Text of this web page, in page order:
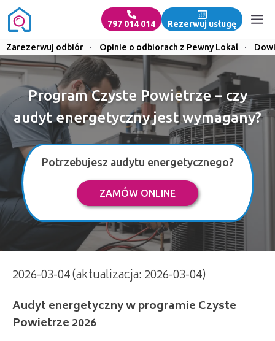
797 014 014 Rezerwuj usługę
Zarezerwuj odbiór · Opinie o odbiorach z Pewny Lokal ·
Program Czyste Powietrze – czy
audyt energetyczny jest wymagany?
Potrzebujesz audytu energetycznego?
ZAMÓW ONLINE
2026-03-04 (aktualizacja: 2026-03-04)
Audyt energetyczny w programie Czyste